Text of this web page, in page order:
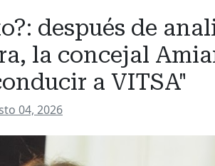
después de
la concejal
a VITSA"
04, 2026